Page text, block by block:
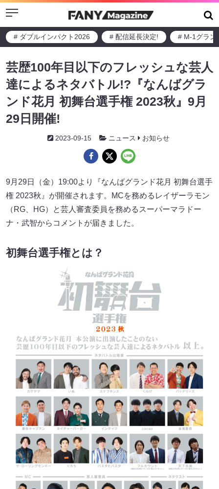
Menu
# ダブルインパクト2026 # 配信延長決定! # M-1グラン
芸歴100年目以下のフレッシュな芸人
達によるネタバトル!?『なんばグラ
ンド花月 初舞台選手権 2023秋』9月
29日開催!
2023-09-15 ニュース お知らせ
9月29日（金）19:00より『なんばグランド花月 初舞台選手
権 2023秋』が開催されます。MCを務めるレイザーラモン
（RG、HG）と芸人審査委員を務めるスーパーマラドー
ナ・武智からコメントが届きました。
初舞台選手権とは？